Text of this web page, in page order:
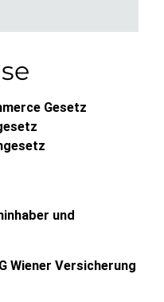
Gesetz
und
Wiener Versicherung